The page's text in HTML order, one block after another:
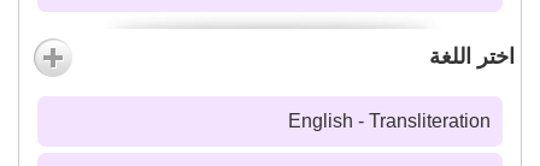
اختر اللغة
English - Transliteration